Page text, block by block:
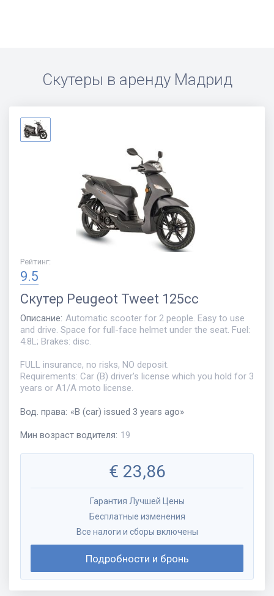
Скутеры в аренду Мадрид
Рейтинг:
9.5
Скутер Peugeot Tweet 125cc
Описание: Automatic scooter for 2 people. Easy to use
and drive. Space for full-face helmet under the seat. Fuel:
4.8L; Brakes: disc.
FULL insurance, no risks, NO deposit.
Requirements: Car (B) driver's license which you hold for 3
years or A1/A moto license.
Вод. права: «B (car) issued 3 years ago»
Мин возраст водителя: 19
€ 23,86
Гарантия Лучшей Цены
Бесплатные изменения
Все налоги и сборы включены
Подробности и бронь